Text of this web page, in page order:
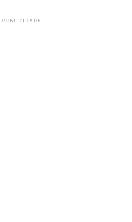
PUBLICIDADE